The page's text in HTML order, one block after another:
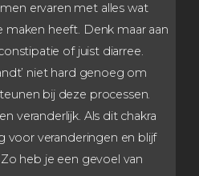
ervaren met alles wat
heeft. Denk maar aan
of juist diarree.
niet hard genoeg om
bij deze processen.
veranderlijk. Als dit chakra
voor veranderingen en blijf
heb je een gevoel van